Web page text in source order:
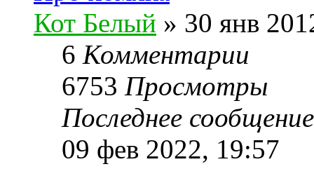
Кот Белый » 30 янв
6 Комментарии
6753 Просмотры
Последнее
09 фев 2022, 19:57